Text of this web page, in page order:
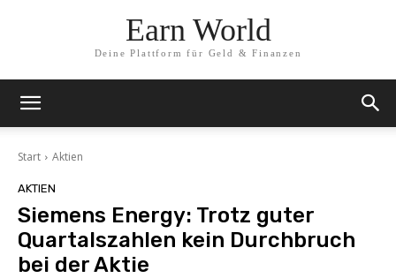
Earn World
Deine Plattform für Geld & Finanzen
Start Aktien
AKTIEN
Siemens Energy: Trotz guter
Quartalszahlen kein Durchbruch
bei der Aktie